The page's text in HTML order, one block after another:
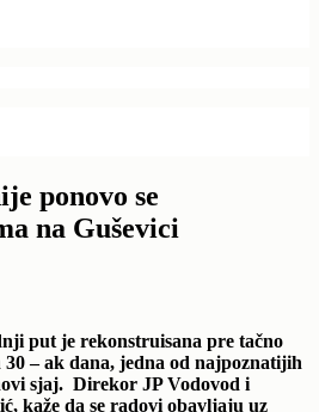
ponovo se
na Guševici
put je rekonstruisana pre tačno
– ak dana, jedna od najpoznatijih
sjaj. Direkor JP Vodovod i
kaže da se radovi obavljaju uz